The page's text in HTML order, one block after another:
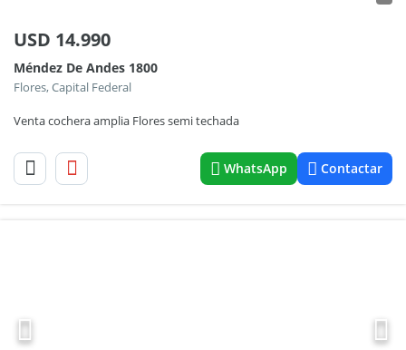
USD 14.990
Méndez De Andes 1800
Flores, Capital Federal
Venta cochera amplia Flores semi techada
WhatsApp Contactar